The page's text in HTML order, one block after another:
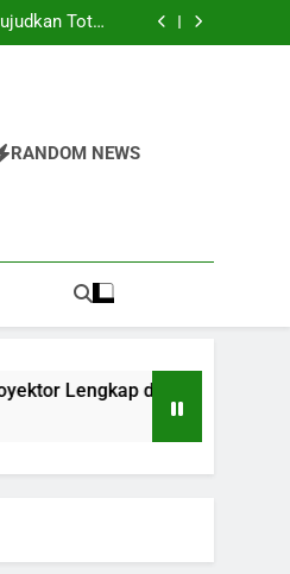
Total
Tanpa Ribet
Total
Mendukung
Bisnis
RANDOM NEWS
Lengkap dengan Instalasi,